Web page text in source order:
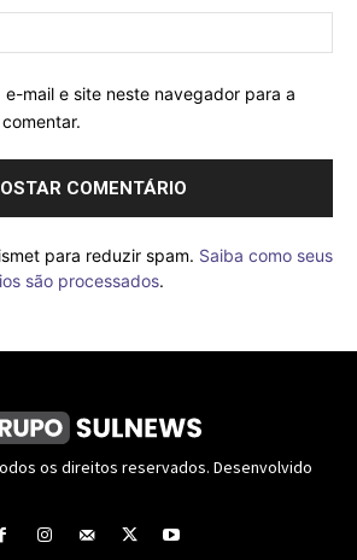
e-mail e site neste navegador para a
para reduzir spam. Saiba como seus
são processados.
os direitos reservados. Desenvolvido